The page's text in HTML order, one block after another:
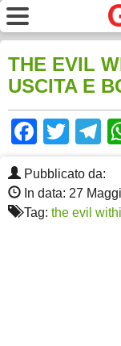
THE EVIL
USCITA E
Pubblicato da:
In data: 27
Tag: the evil